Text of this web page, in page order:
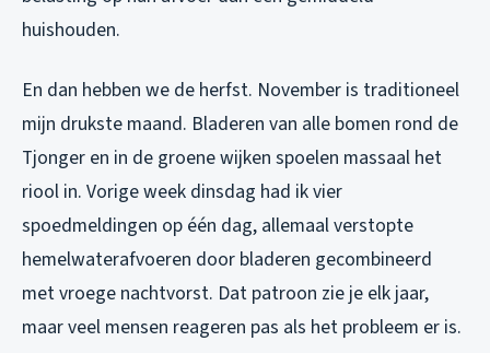
huishouden.
En dan hebben we de herfst. November is traditioneel
mijn drukste maand. Bladeren van alle bomen rond de
Tjonger en in de groene wijken spoelen massaal het
riool in. Vorige week dinsdag had ik vier
spoedmeldingen op één dag, allemaal verstopte
hemelwaterafvoeren door bladeren gecombineerd
met vroege nachtvorst. Dat patroon zie je elk jaar,
maar veel mensen reageren pas als het probleem er is.